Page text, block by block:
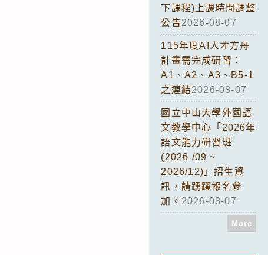
下課程)上課時間調整
公告2026-08-07
115年度AI人才方舟
計畫需完成研習：
A1、A2、A3、B5-1
之連結2026-08-07
國立中山大學外國語
文教學中心「2026年
語文能力研習班
(2026 /09 ~
2026/12)」招生資
訊，請踴躍報名參
加。 2026-08-07
More